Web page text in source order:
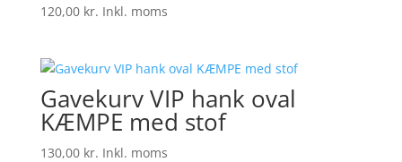
120,00 kr. Inkl. moms
Gavekurv VIP hank oval
KÆMPE med stof
130,00 kr. Inkl. moms